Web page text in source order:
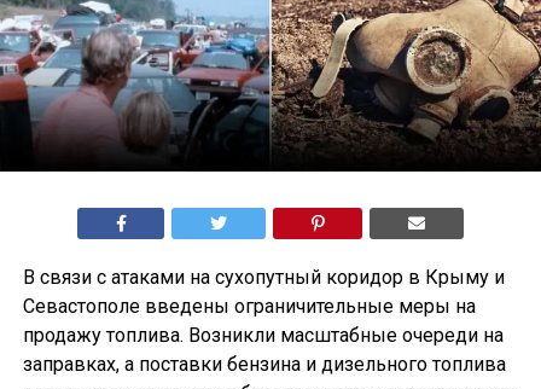
В связи с атаками на сухопутный коридор в Крыму и
Севастополе введены ограничительные меры на
продажу топлива. Возникли масштабные очереди на
заправках, а поставки бензина и дизельного топлива